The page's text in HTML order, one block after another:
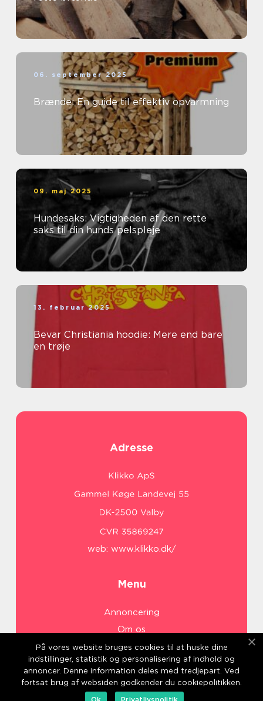
06. september 2025
Brænde: En guide til effektiv opvarmning
09. maj 2025
Hundesaks: Vigtigheden af den rette
saks til din hunds pelspleje
13. februar 2025
Bevar Christiania hoodie: Mere end bare
en trøje
Adresse
web: www.klikko.dk/
Menu
Annoncering
Om os
Cookies
Kontakt os
Sitemap
På vores website bruges cookies til at huske dine
indstillinger, statistik og personalisering af indhold og
annoncer. Denne information deles med tredjepart. Ved
fortsat brug af websiden godkender du cookiepolitikken.